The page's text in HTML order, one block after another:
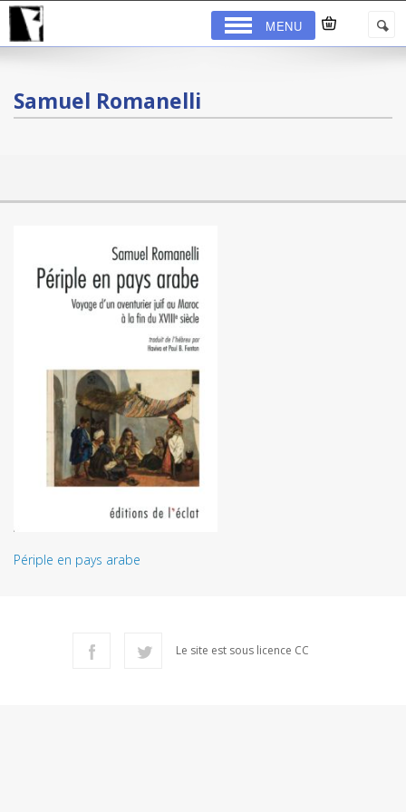
MENU
Samuel Romanelli
Périple en pays arabe
Le site est sous licence CC